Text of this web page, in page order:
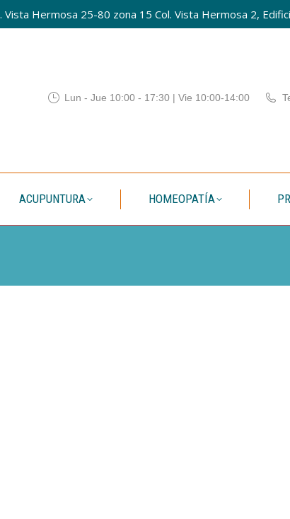
Vista Hermosa 25-80 zona 15 Col. Vista Hermosa 2,
Lun - Jue 10:00 - 17:30 | Vie 10:00-14:00
ACUPUNTURA HOMEOPATÍA
TERAPIAS ACUPUNTURA HOMEOPATÍA